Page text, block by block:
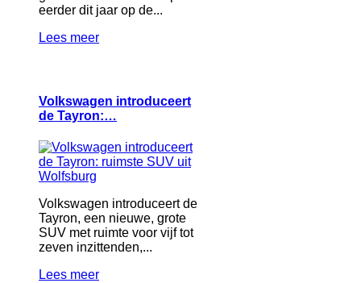
eerder dit jaar op de...
Lees meer
Volkswagen introduceert
de Tayron:…
Volkswagen introduceert de
Tayron, een nieuwe, grote
SUV met ruimte voor vijf tot
zeven inzittenden,...
Lees meer